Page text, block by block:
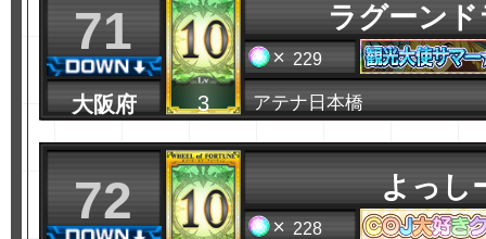
71
大阪府 3
ラグーンド
229
アテナ日本橋
72 よっし
228